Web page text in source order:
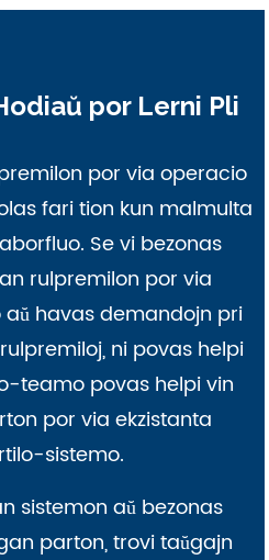
por Lerni Pli
por via operacio
fari tion kun malmulta
Se vi bezonas
rulpremilon por via
havas demandojn pri
ni povas helpi
teamo povas helpi vin
por via ekzistanta
sistemo.
sistemon aŭ bezonas
parton, trovi taŭgajn